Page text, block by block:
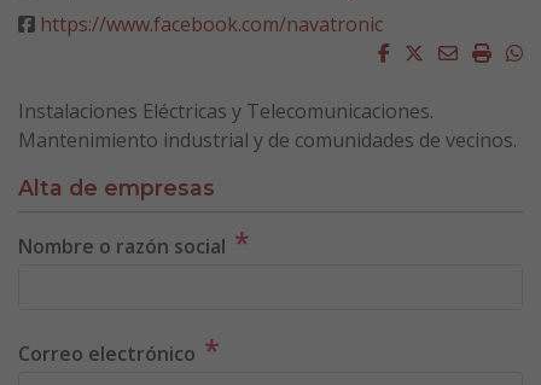
https://www.facebook.com/navatronic
Facebook
Twitter
Email
Instalaciones Eléctricas y Telecomunicaciones.
Mantenimiento industrial y de comunidades de vecinos.
Alta de empresas
Nombre o razón social *
Correo electrónico *